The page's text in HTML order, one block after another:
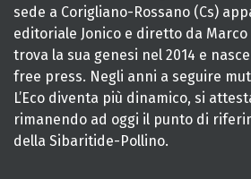
sede a Corigliano-Rossano (Cs)
editoriale Jonico e diretto da Marco
trova la sua genesi nel 2014 e
free press. Negli anni a seguire
L’Eco diventa più dinamico, si
rimanendo ad oggi il punto di
della Sibaritide-Pollino.